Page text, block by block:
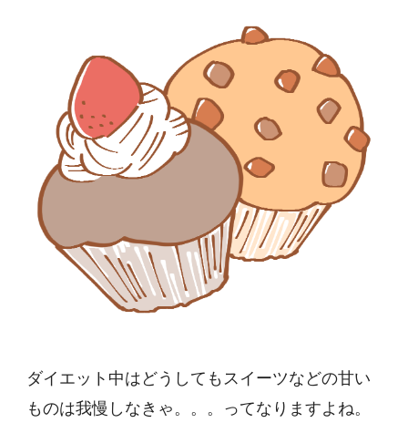
ダイエット中はどうしてもスイーツなどの甘い
ものは我慢しなきゃ。。。ってなりますよね。